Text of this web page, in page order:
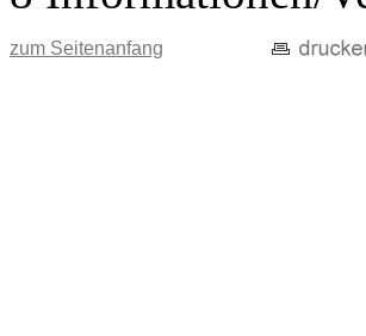
zum Seitenanfang